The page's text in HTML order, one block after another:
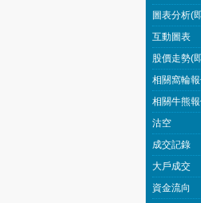
圖表分析(
互動圖表
股價走勢(
相關窩輪
相關牛熊
沽空
成交記錄
大戶成交
資金流向